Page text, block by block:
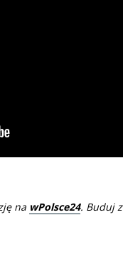
na wPolsce24. Buduj